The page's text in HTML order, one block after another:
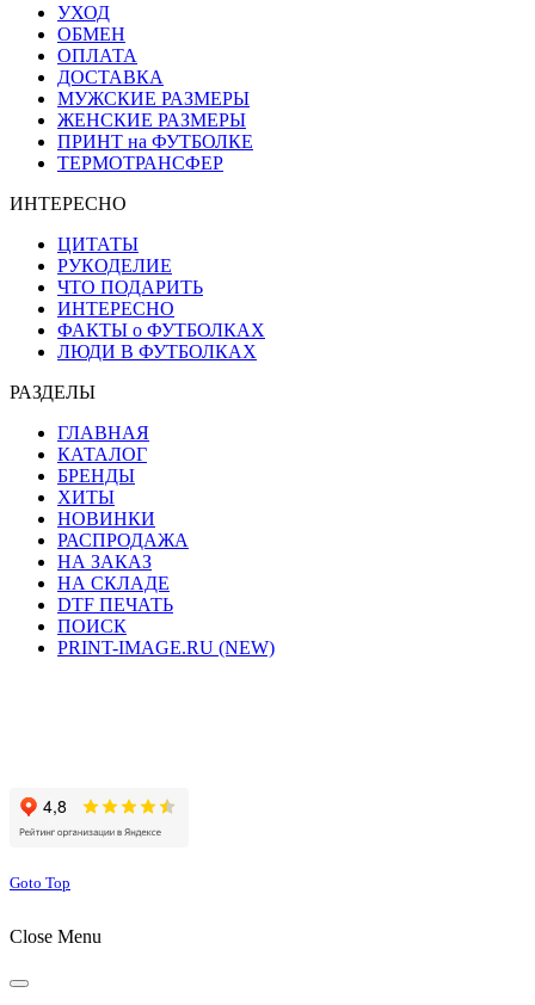
УХОД
ОБМЕН
ОПЛАТА
ДОСТАВКА
МУЖСКИЕ РАЗМЕРЫ
ЖЕНСКИЕ РАЗМЕРЫ
ПРИНТ на ФУТБОЛКЕ
ТЕРМОТРАНСФЕР
ИНТЕРЕСНО
ЦИТАТЫ
РУКОДЕЛИЕ
ЧТО ПОДАРИТЬ
ИНТЕРЕСНО
ФАКТЫ о ФУТБОЛКАХ
ЛЮДИ В ФУТБОЛКАХ
РАЗДЕЛЫ
ГЛАВНАЯ
КАТАЛОГ
БРЕНДЫ
ХИТЫ
НОВИНКИ
РАСПРОДАЖА
НА ЗАКАЗ
НА СКЛАДЕ
DTF ПЕЧАТЬ
ПОИСК
PRINT-IMAGE.RU (NEW)
Goto Top
Close Menu